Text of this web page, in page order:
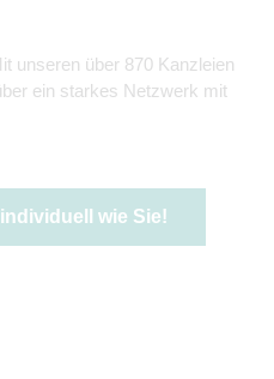
unseren über 870 Kanzleien
ein starkes Netzwerk mit
wie Sie!